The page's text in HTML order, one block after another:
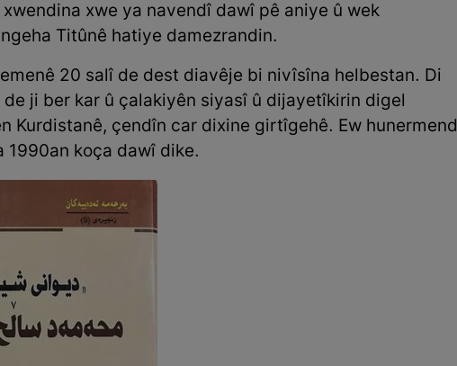
xwe ya navendî dawî pê aniye û wek
Titûnê hatiye damezrandin.
20 salî de dest diavêje bi nivîsîna helbestan. Di
ji ber kar û çalakiyên siyasî û dijayetîkirin digel
Kurdistanê, çendîn car dixine girtîgehê. Ew hunermend
1990an koça dawî dike.